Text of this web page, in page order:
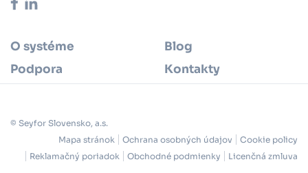
O systéme
Blog
Podpora
Kontakty
© Seyfor Slovensko, a.s.
Mapa stránok
Ochrana osobných údajov
Cookie policy
Reklamačný poriadok
Obchodné podmienky Licenčná zmluva